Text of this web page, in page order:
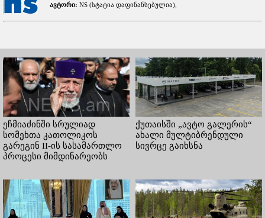
ავტორი: NS (სტატია დაფინანსებულია),
ეჩმიაძინში სრულიად
სომეხთა კათოლიკოს
გარეგინ II-ის სასამართლო
პროცესი მიმდინარეობს
ქუთაისში „ავტო გალერის“
ახალი მულტიბრენდული
სივრცე გაიხსნა